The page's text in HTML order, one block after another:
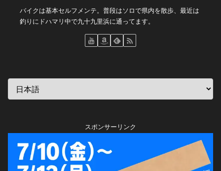
バイクは基本セルフメンテ。普段はソロで県内を散歩、最近は
釣りにドハマリ中で九十九里浜に通ってます。
スポンサーリンク